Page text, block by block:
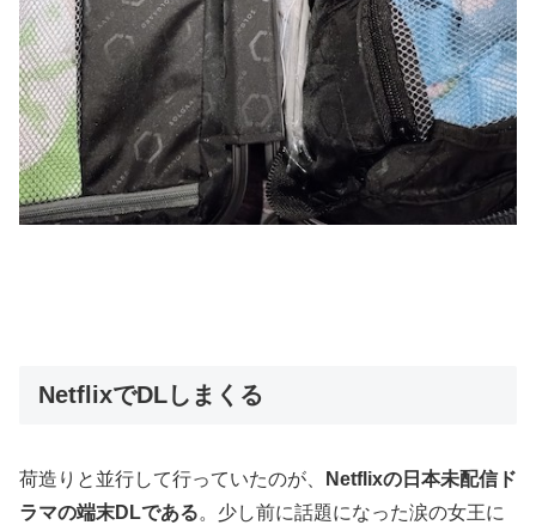
NetflixでDLしまくる
荷造りと並行して行っていたのが、
Netflixの日本未配信ド
ラマの端末DLである。少し前に話題になった涙の女王に